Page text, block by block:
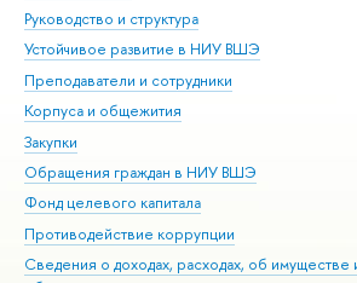
Руководство и структура
Устойчивое развитие в НИУ ВШЭ
Преподаватели и сотрудники
Корпуса и общежития
Закупки
Обращения граждан в НИУ ВШЭ
Фонд целевого капитала
Противодействие коррупции
Сведения о доходах, расходах, об имуществе